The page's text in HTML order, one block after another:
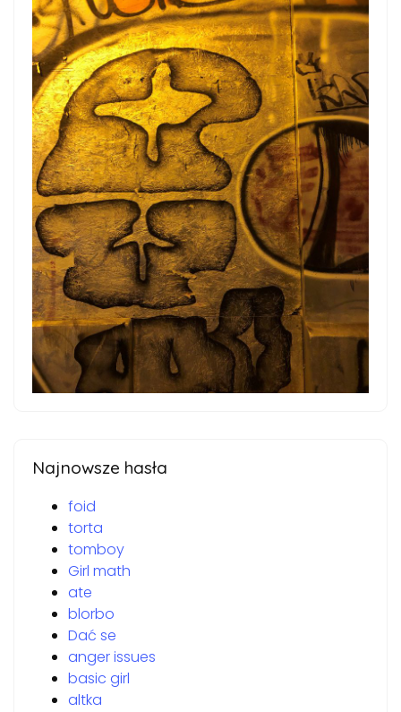
Najnowsze hasła
foid
torta
tomboy
Girl math
ate
blorbo
Dać se
anger issues
basic girl
altka